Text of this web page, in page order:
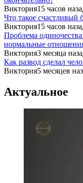
Виктория15 часов
Что такое счастливый
Виктория15 часов
Проблема
нормальные
Виктория3 месяца
Как развод сделал
Виктория5 месяцев
Актуальное